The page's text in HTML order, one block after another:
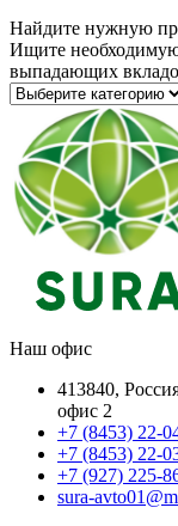
Найдите нужную
Ищите
выпадающих
Наш офис
413840,
офис 2
+7 (8453) 22-
+7 (8453) 22-
+7 (927) 225-
sura-